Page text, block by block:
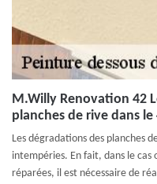
M.Willy Renovation 42
planches de rive dans
Les dégradations des planches
intempéries. En fait, dans le
réparées, il est nécessaire de